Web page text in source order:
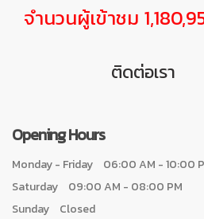
จำนวนผู้เข้าชม
ติดต่อเรา
Opening Hours
Monday - Friday
06:00 AM - 10:00
Saturday
09:00 AM - 08:00 PM
Sunday
Closed